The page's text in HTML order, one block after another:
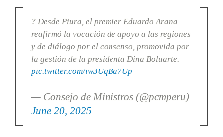
? Desde Piura, el premier Eduardo Arana
reafirmó la vocación de apoyo a las regiones
y de diálogo por el consenso, promovida por
la gestión de la presidenta Dina Boluarte.
pic.twitter.com/iw3UqBa7Up
— Consejo de Ministros (@pcmperu)
June 20, 2025